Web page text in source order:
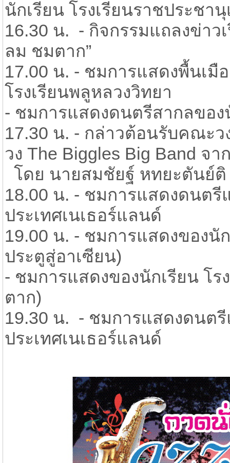
นักเรียน โรงเรียนราชประชา
16.30 น. - กิจกรรมแถลงข่าว
ลม ชมตาก”
17.00 น. - ชมการแสดงพื้นเมื
โรงเรียนพลูหลวงวิทยา
- ชมการแสดงดนตรีสากลขอ
17.30 น. - กล่าวต้อนรับคณะ
วง The Biggles Big Band จา
โดย นายสมชัยฐ์ หทยะตันย์
18.00 น. - ชมการแสดงดนตรี
ประเทศเนเธอร์แลนด์
19.00 น. - ชมการแสดงของนั
ประตูสู่อาเซียน)
- ชมการแสดงของนักเรียน โร
ตาก)
19.30 น. - ชมการแสดงดนตรี
ประเทศเนเธอร์แลนด์